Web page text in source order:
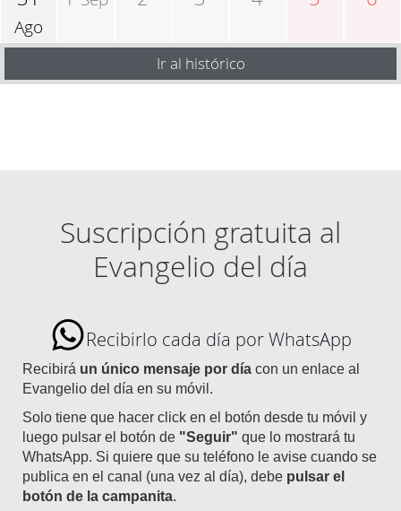
Ago
Ir al histórico
Suscripción gratuita al
Evangelio del día
Recibirlo cada día por WhatsApp
Recibirá un único mensaje por día con un enlace al
Evangelio del día en su móvil.
Solo tiene que hacer click en el botón desde tu móvil y
luego pulsar el botón de "Seguir" que lo mostrará tu
WhatsApp. Si quiere que su teléfono le avise cuando se
publica en el canal (una vez al día), debe pulsar el
botón de la campanita.